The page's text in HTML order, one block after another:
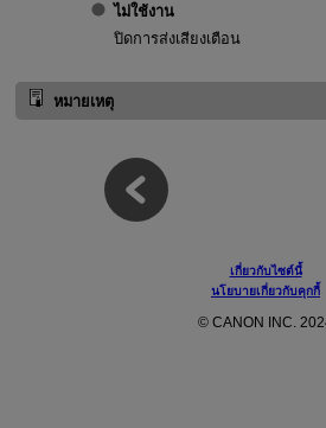
ไม่ใช้งาน
ปิดการส่งเสียงเตือน
หมายเหตุ
เกี่ยวกับไซต์นี้
นโยบายเกี่ยวกับคุกกี้
© CANON INC.